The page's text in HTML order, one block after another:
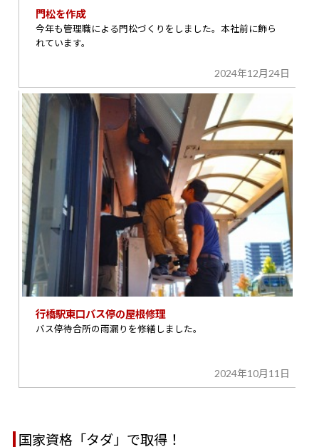
門松を作成
今年も管理職による門松づくりをしました。本社前に飾ら
れています。
2024年12月24日
行橋駅東口バス停の屋根修理
バス停待合所の雨漏りを修繕しました。
2024年10月11日
国家資格「タダ」で取得！